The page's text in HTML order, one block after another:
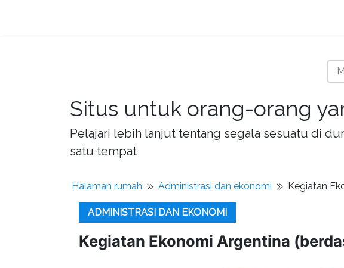
Situs untuk orang-orang
Pelajari lebih lanjut tentang segala sesuatu di
satu tempat
Halaman rumah Administrasi dan ekonomi Kegiatan
ADMINISTRASI DAN EKONOMI
Kegiatan Ekonomi Argentina